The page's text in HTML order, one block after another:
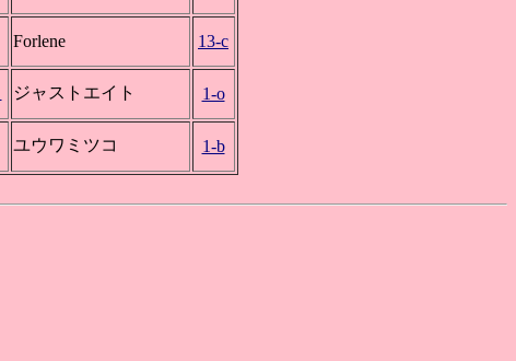
Forlene 13-c
ジャストエイト 1-o
ユウワミツコ 1-b